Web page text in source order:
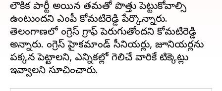
లౌకిక పార్టీ అయిన తమతో పొత్తు పెట్టుకోవాల్సి
ఉంటుందని ఎంపీ కోమటిరెడ్డి పేర్కొన్నారు.
తెలంగాణలో కాంగ్రెస్‌ గ్రాఫ్ పెరుగుతోందని కోమటిరెడ్డి
అన్నారు. కాంగ్రెస్ హైకమాండ్ సీనియర్లు, జూనియర్లను
పక్కన పెట్టాలని, ఎన్నికల్లో గెలిచే వారికే టిక్కెట్లు